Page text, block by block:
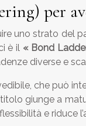
per
uno strato del
è il « Bond
diverse e
che può
giunge a
e riduce